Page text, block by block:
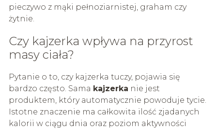
pieczywo z mąki pełnoziarnistej, graham czy
żytnie.
Czy kajzerka wpływa na przyrost
masy ciała?
Pytanie o to, czy kajzerka tuczy, pojawia się
bardzo często. Sama kajzerka nie jest
produktem, który automatycznie powoduje tycie.
Istotne znaczenie ma całkowita ilość zjadanych
kalorii w ciągu dnia oraz poziom aktywności